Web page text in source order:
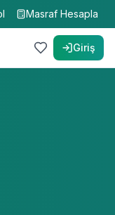
Masraf Hesapla
Giriş